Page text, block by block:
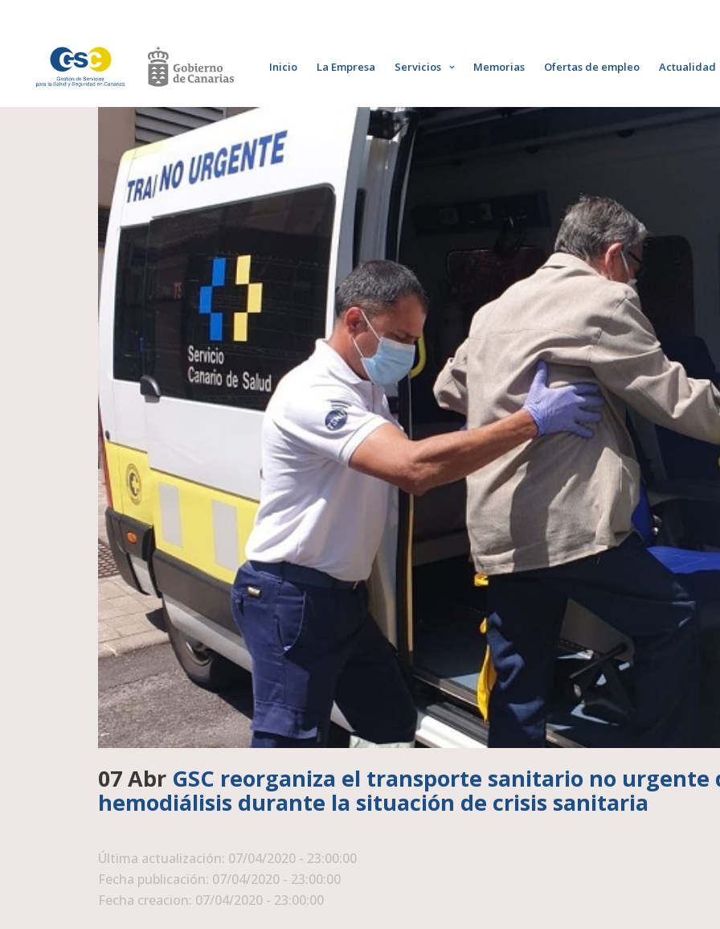
Inicio La Empresa Servicios Memorias Ofertas de empleo Actualidad
07 Abr GSC reorganiza el transporte sanitario no urgente
hemodiálisis durante la situación de crisis sanitaria
Última actualización: 07/04/2020 - 23:00:00
Fecha publicación: 07/04/2020 - 23:00:00
Fecha creacion: 07/04/2020 - 23:00:00